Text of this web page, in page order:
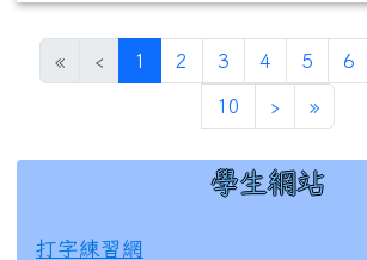
« ‹ 1 (目前頁次)
2 3 4 5 6
10 ›下一頁
»最後頁
學生網站
打字練習網